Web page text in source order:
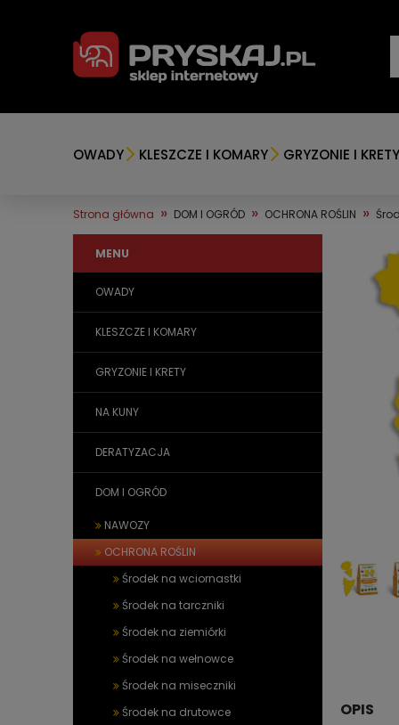
OWADY KLESZCZE I KOMARY GRYZONIE I KRETY
Strona główna » DOM I OGRÓD » OCHRONA ROŚLIN »
MENU
OWADY
KLESZCZE I KOMARY
GRYZONIE I KRETY
NA KUNY
DERATYZACJA
DOM I OGRÓD
NAWOZY
OCHRONA ROŚLIN
Środek na wciornastki
Środek na tarczniki
Środek na ziemiórki
Środek na wełnowce
Środek na miseczniki
Środek na drutowce
OPIS